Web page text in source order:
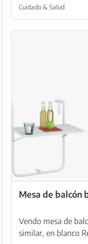
Cuidado & Salud
Mesa de balcón
Vendo mesa de